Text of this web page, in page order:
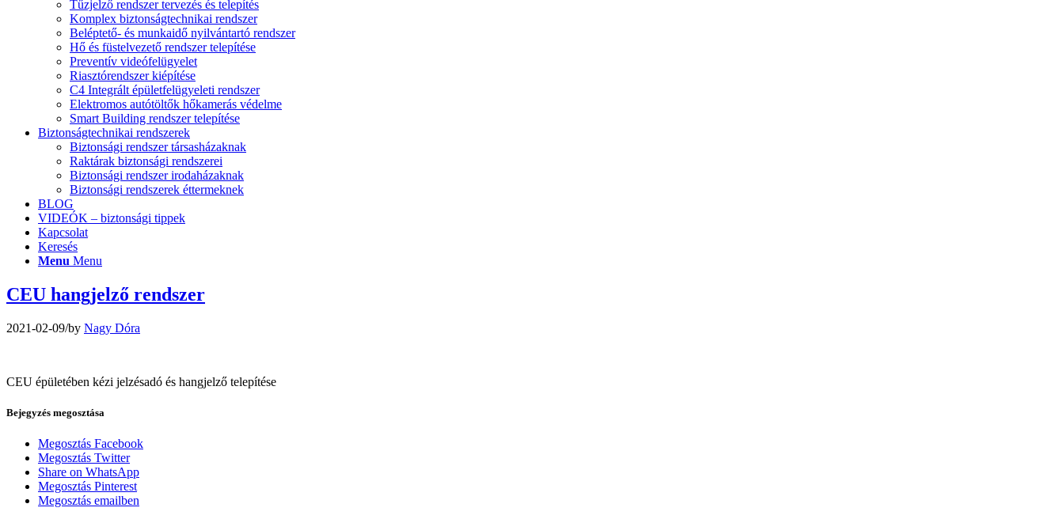
Tűzjelző rendszer tervezés és telepítés
Komplex biztonságtechnikai rendszer
Beléptető- és munkaidő nyilvántartó rendszer
Hő és füstelvezető rendszer telepítése
Preventív videófelügyelet
Riasztórendszer kiépítése
C4 Integrált épületfelügyeleti rendszer
Elektromos autótöltők hőkamerás védelme
Smart Building rendszer telepítése
Biztonságtechnikai rendszerek
Biztonsági rendszer társasházaknak
Raktárak biztonsági rendszerei
Biztonsági rendszer irodaházaknak
Biztonsági rendszerek éttermeknek
BLOG
VIDEÓK – biztonsági tippek
Kapcsolat
Keresés
Menu Menu
CEU hangjelző rendszer
2021-02-09/by Nagy Dóra
CEU épületében kézi jelzésadó és hangjelző telepítése
Bejegyzés megosztása
Megosztás Facebook
Megosztás Twitter
Share on WhatsApp
Megosztás Pinterest
Megosztás emailben